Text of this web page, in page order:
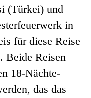
(Türkei) und
in
für diese Reise
Beide Reisen
18-Nächte-
das das